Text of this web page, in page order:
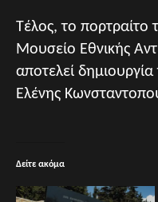
Τέλος, το πορτραίτο
Μουσείο Εθνικής
αποτελεί δημιουργία
Ελένης
Δείτε ακόμα